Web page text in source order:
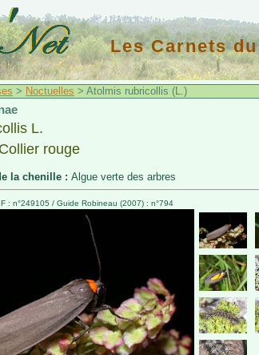
Les Carnets
> Noctuelles > Atolmis rubricollis (L.)
L.
rouge
la chenille : Algue verte des arbres
: n°249105 / Guide Robineau (2007) : n°794